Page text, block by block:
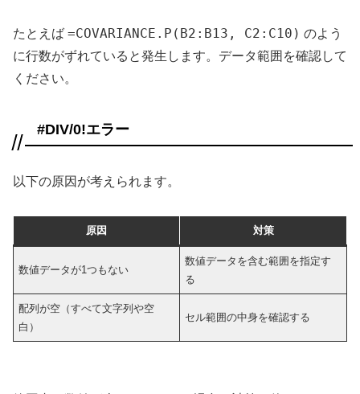
たとえば =COVARIANCE.P(B2:B13, C2:C10) のよう
に行数がずれていると発生します。データ範囲を確認して
ください。
#DIV/0!エラー
以下の原因が考えられます。
原因 対策
数値データが1つもない
数値データを含む範囲を指定す
る
配列が空（すべて文字列や空
白）
セル範囲の中身を確認する